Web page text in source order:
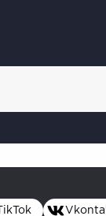
TikTok